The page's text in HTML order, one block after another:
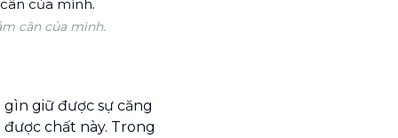
cân của mình.
giữ được sự căng
chất này. Trong